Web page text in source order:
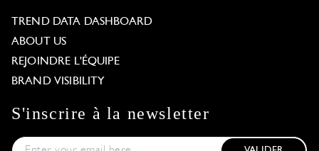
TREND DATA DASHBOARD
ABOUT US
REJOINDRE L'ÉQUIPE
BRAND VISIBILITY
S'inscrire à la newsletter